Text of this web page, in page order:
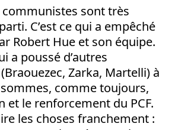
sont très
C’est ce qui a empêché
Robert Hue et son équipe.
a poussé d’autres
Zarka, Martelli) à
comme toujours,
et le renforcement du PCF.
les choses franchement :